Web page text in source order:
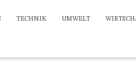
TECHNIK UMWELT